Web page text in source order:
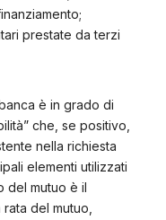
prestate da terzi
è in grado di
che, se positivo,
nella richiesta
elementi utilizzati
del mutuo è il
del mutuo,